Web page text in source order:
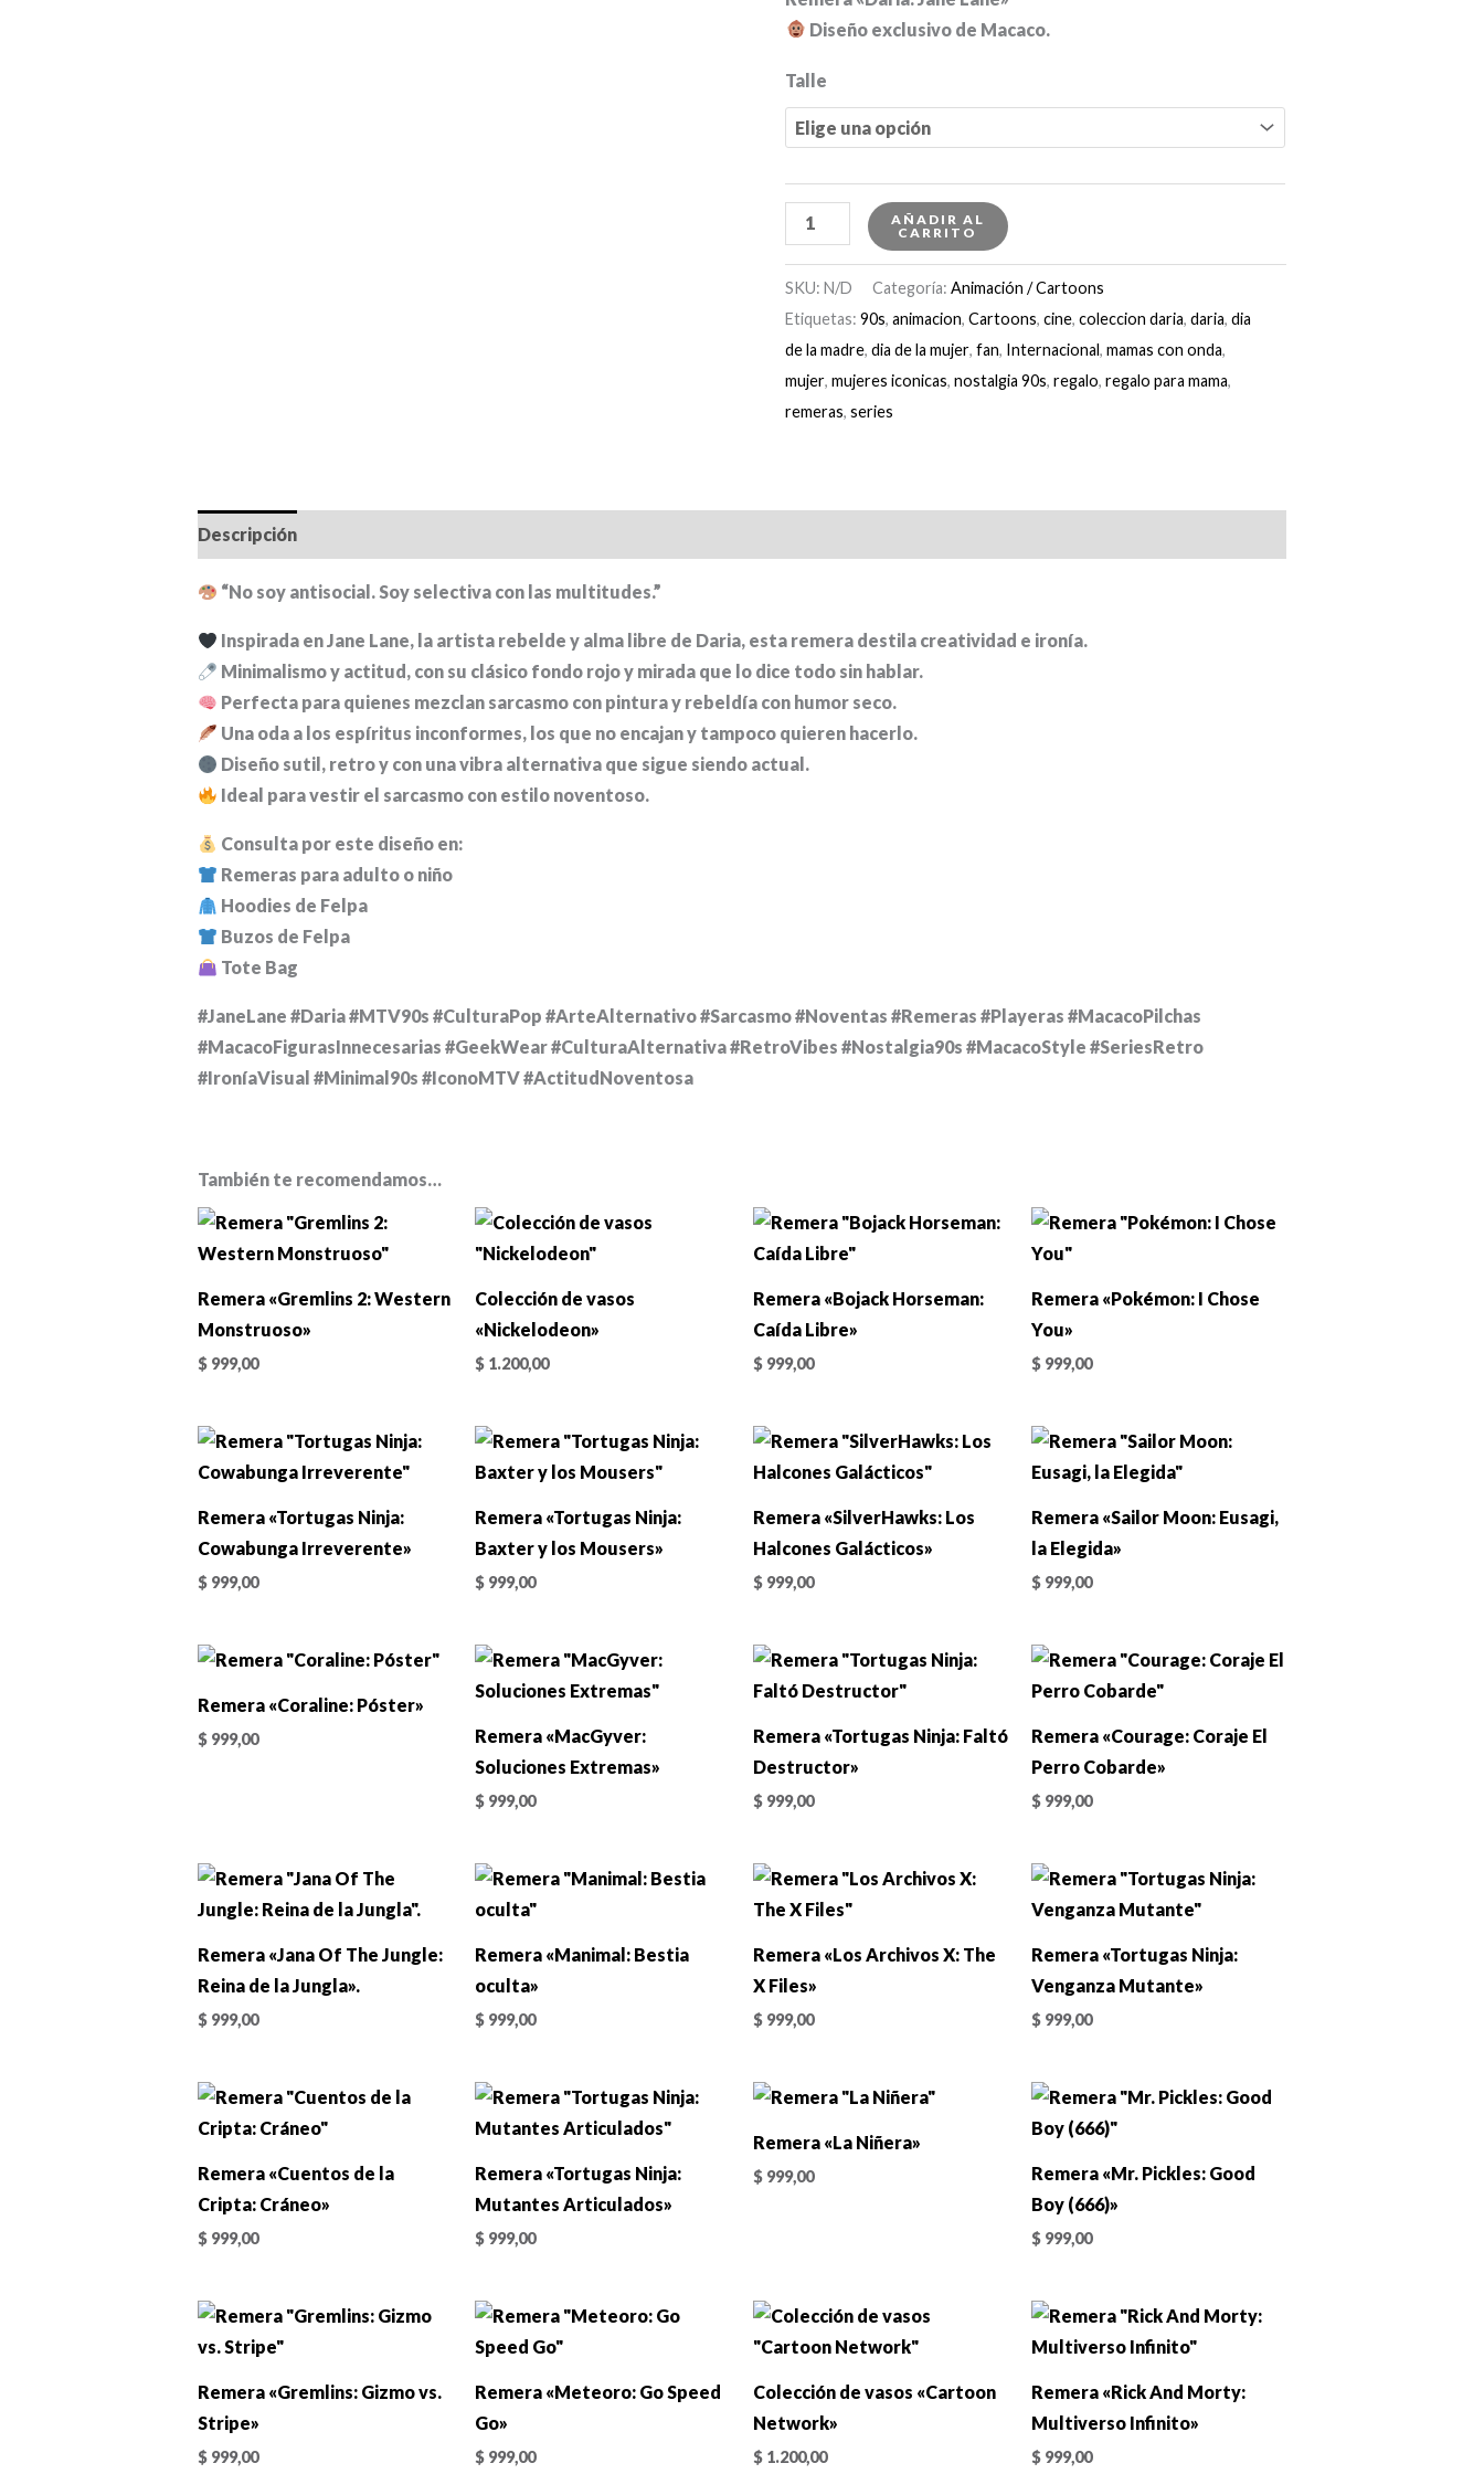
Diseño exclusivo de Macaco.
Talle
Remera
"Daria:
Jane
Lane"
cantidad
AÑADIR AL
CARRITO
SKU:N/D Categoría:Animación / Cartoons
Etiquetas:90s,animacion,Cartoons,cine,coleccion daria,daria,dia
de la madre,dia de la mujer,fan, Internacional,mamas con onda,
mujer,mujeres iconicas,nostalgia 90s,regalo,regalo para mama,
remeras,series
Descripción
“No soy antisocial. Soy selectiva con las multitudes.”
Inspirada en Jane Lane, la artista rebelde y alma libre de Daria, esta remera destila creatividad e ironía.
Minimalismo y actitud, con su clásico fondo rojo y mirada que lo dice todo sin hablar.
Perfecta para quienes mezclan sarcasmo con pintura y rebeldía con humor seco.
Una oda a los espíritus inconformes, los que no encajan y tampoco quieren hacerlo.
Diseño sutil, retro y con una vibra alternativa que sigue siendo actual.
Ideal para vestir el sarcasmo con estilo noventoso.
Consulta por este diseño en:
Remeras para adulto o niño
Hoodies de Felpa
Buzos de Felpa
Tote Bag
#JaneLane #Daria #MTV90s #CulturaPop #ArteAlternativo #Sarcasmo #Noventas #Remeras #Playeras #MacacoPilchas
#MacacoFigurasInnecesarias #GeekWear #CulturaAlternativa #RetroVibes #Nostalgia90s #MacacoStyle #SeriesRetro
#IroníaVisual #Minimal90s #IconoMTV #ActitudNoventosa
También te recomendamos…
Remera «Gremlins 2: Western
Monstruoso»
$999,00
Colección de vasos
«Nickelodeon»
$ 1.200,00
Remera «Bojack Horseman:
Caída Libre»
$ 999,00
Remera «Pokémon: I Chose
You»
$999,00
Remera «Tortugas Ninja:
Cowabunga Irreverente»
$999,00
Remera «Tortugas Ninja:
Baxter y los Mousers»
$ 999,00
Remera «SilverHawks: Los
Halcones Galácticos»
$ 999,00
Remera «Sailor Moon: Eusagi,
la Elegida»
$999,00
Remera «Coraline: Póster»
$999,00
Remera «MacGyver:
Soluciones Extremas»
$ 999,00
Remera «Tortugas Ninja: Faltó
Destructor»
$ 999,00
Remera «Courage: Coraje El
Perro Cobarde»
$999,00
Remera «Jana Of The Jungle:
Reina de la Jungla».
$999,00
Remera «Manimal: Bestia
oculta»
$ 999,00
Remera «Los Archivos X: The
X Files»
$ 999,00
Remera «Tortugas Ninja:
Venganza Mutante»
$999,00
Remera «Cuentos de la
Cripta: Cráneo»
$999,00
Remera «Tortugas Ninja:
Mutantes Articulados»
$ 999,00
Remera «La Niñera»
$ 999,00
Remera «Mr. Pickles: Good
Boy (666)»
$999,00
Remera «Gremlins: Gizmo vs.
Stripe»
$999,00
Remera «Meteoro: Go Speed
Go»
$ 999,00
Colección de vasos «Cartoon
Network»
$ 1.200,00
Remera «Rick And Morty:
Multiverso Infinito»
$999,00